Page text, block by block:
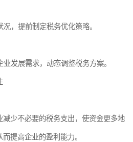
，提前制定税务优化策略。
发展需求，动态调整税务方案。
少不必要的税务支出，使资金更多地
提高企业的盈利能力。